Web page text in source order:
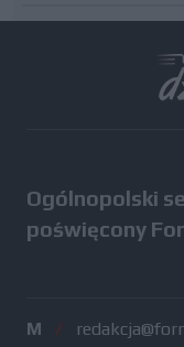
Ogólnopolski
poświęcony
M /